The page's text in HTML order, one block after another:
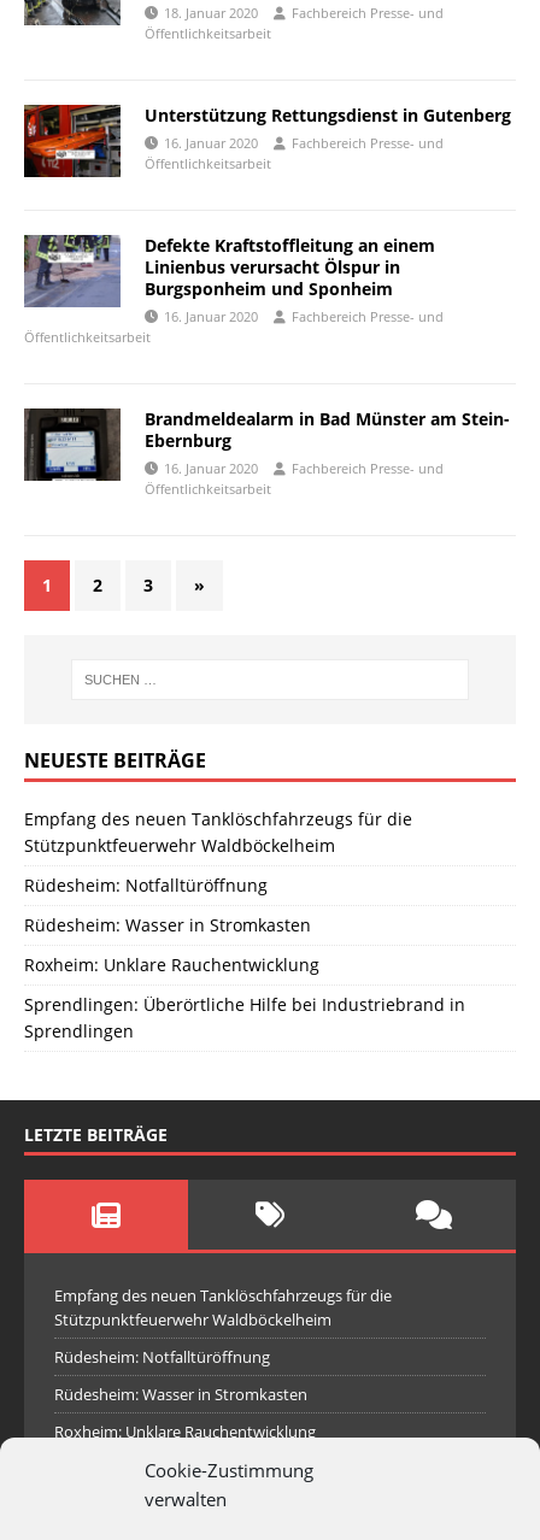
Cookie-Zustimmung
verwalten
18. Januar 2020
Fachbereich Presse- und
Öffentlichkeitsarbeit
Unterstützung Rettungsdienst in Gutenberg
16. Januar 2020
Fachbereich Presse- und
Öffentlichkeitsarbeit
Defekte Kraftstoffleitung an einem
Linienbus verursacht Ölspur in
Burgsponheim und Sponheim
16. Januar 2020
Fachbereich Presse- und
Öffentlichkeitsarbeit
Brandmeldealarm in Bad Münster am Stein-
Ebernburg
16. Januar 2020
Fachbereich Presse- und
Öffentlichkeitsarbeit
1 2 3 »
NEUESTE BEITRÄGE
Empfang des neuen Tanklöschfahrzeugs für die
Stützpunktfeuerwehr Waldböckelheim
Rüdesheim: Notfalltüröffnung
Rüdesheim: Wasser in Stromkasten
Roxheim: Unklare Rauchentwicklung
Sprendlingen: Überörtliche Hilfe bei Industriebrand in
Sprendlingen
LETZTE BEITRÄGE
Empfang des neuen Tanklöschfahrzeugs für die
Stützpunktfeuerwehr Waldböckelheim
Rüdesheim: Notfalltüröffnung
Rüdesheim: Wasser in Stromkasten
Roxheim: Unklare Rauchentwicklung
Sprendlingen: Überörtliche Hilfe bei Industriebrand in
Sprendlingen